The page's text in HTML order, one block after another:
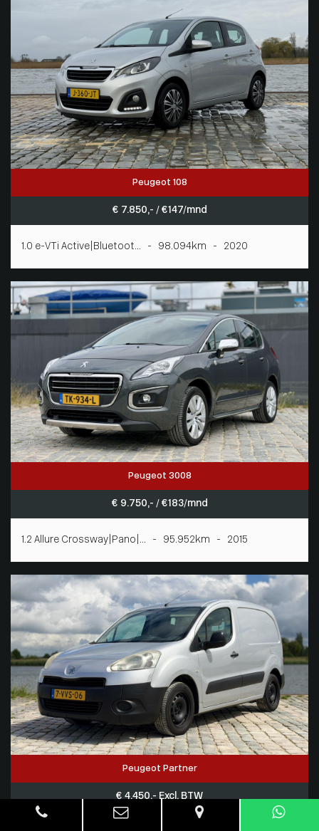
Peugeot 108
€ 7.850,- / € 147/mnd
1.0 e-VTi Active|Bluetoot... - 98.094km - 2020
Peugeot 3008
€ 9.750,- / € 183/mnd
1.2 Allure Crossway|Pano|... - 95.952km - 2015
Peugeot Partner
€ 4.450,- Excl. BTW